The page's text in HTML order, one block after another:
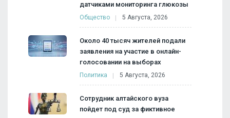
датчиками мониторинга глюкозы
Общество 5 Августа, 2026
Около 40 тысяч жителей подали
заявления на участие в онлайн-
голосовании на выборах
Политика 5 Августа, 2026
Сотрудник алтайского вуза
пойдет под суд за фиктивное